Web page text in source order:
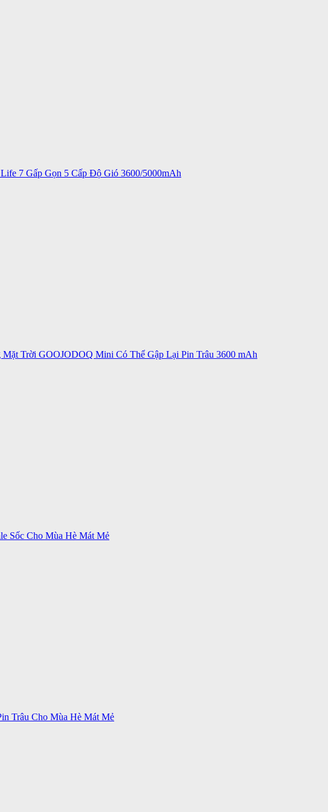
7 Gấp Gọn 5 Cấp Độ Gió 3600/5000mAh
Trời GOOJODOQ Mini Có Thể Gập Lại Pin Trâu 3600 mAh
Sốc Cho Mùa Hè Mát Mẻ
Trâu Cho Mùa Hè Mát Mẻ